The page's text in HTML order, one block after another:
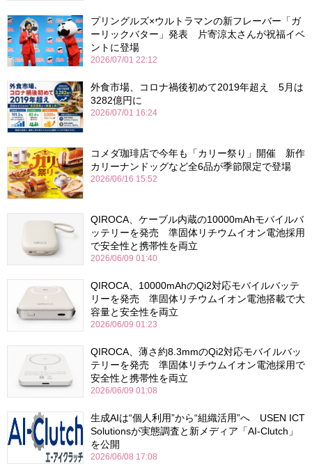
プリングルズ×ウルトラマンの新フレーバー「ガ
ーリックバター」発表 片寄涼太さんが祝福イベ
ントに登場
2026/07/01 22:12
外食市場、コロナ禍後初めて2019年超え 5月は
3282億円に
2026/07/01 16:24
コメダ珈琲店で今年も「カリー祭り」開催 新作
カリーナンドッグなど全6品が季節限定で登場
2026/06/16 15:52
QIROCA、ケーブル内蔵の10000mAhモバイルバ
ッテリーを発売 準固体リチウムイオン電池採用
で安全性と携帯性を両立
2026/06/09 01:40
QIROCA、10000mAhのQi2対応モバイルバッテ
リーを発売 準固体リチウムイオン電池搭載で大
容量と安全性を両立
2026/06/09 01:23
QIROCA、薄さ約8.3mmのQi2対応モバイルバッ
テリーを発売 準固体リチウムイオン電池採用で
安全性と携帯性を両立
2026/06/09 01:08
生成AIは“個人利用”から“組織活用”へ USEN ICT
Solutionsが実態調査と新メディア「AI-Clutch」
を公開
2026/06/08 17:08